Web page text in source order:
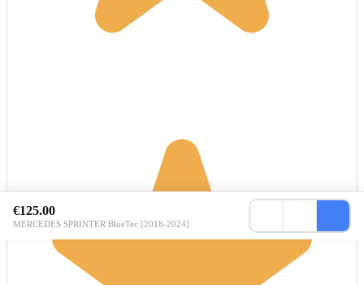
€125.00
MERCEDES SPRINTER BlueTec [2018-2024]